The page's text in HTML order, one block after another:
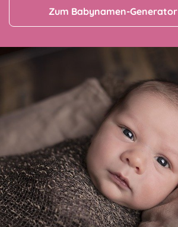
Zum Babynamen-Generator